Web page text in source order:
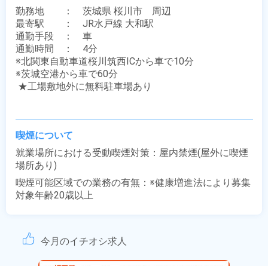
勤務地　　：　茨城県 桜川市　周辺
最寄駅　　：　JR水戸線 大和駅
通勤手段　：　車
通勤時間　：　4分
※北関東自動車道桜川筑西ICから車で10分
※茨城空港から車で60分
喫煙について
就業場所における受動喫煙対策：屋内禁煙(屋外に喫煙
場所あり)
喫煙可能区域での業務の有無：※健康増進法により募集
対象年齢20歳以上
今月のイチオシ求人